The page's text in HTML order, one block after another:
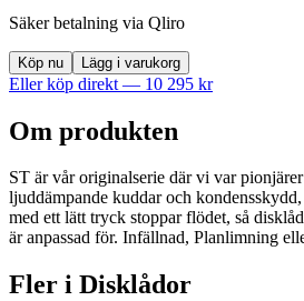
Säker betalning via Qliro
Köp nu Lägg i varukorg
Eller köp direkt — 10 295 kr
Om produkten
ST är vår originalserie där vi var
ljuddämpande kuddar och
med ett lätt tryck stoppar flödet, så
är anpassad för. Infällnad, Planlimning
Fler i Disklådor